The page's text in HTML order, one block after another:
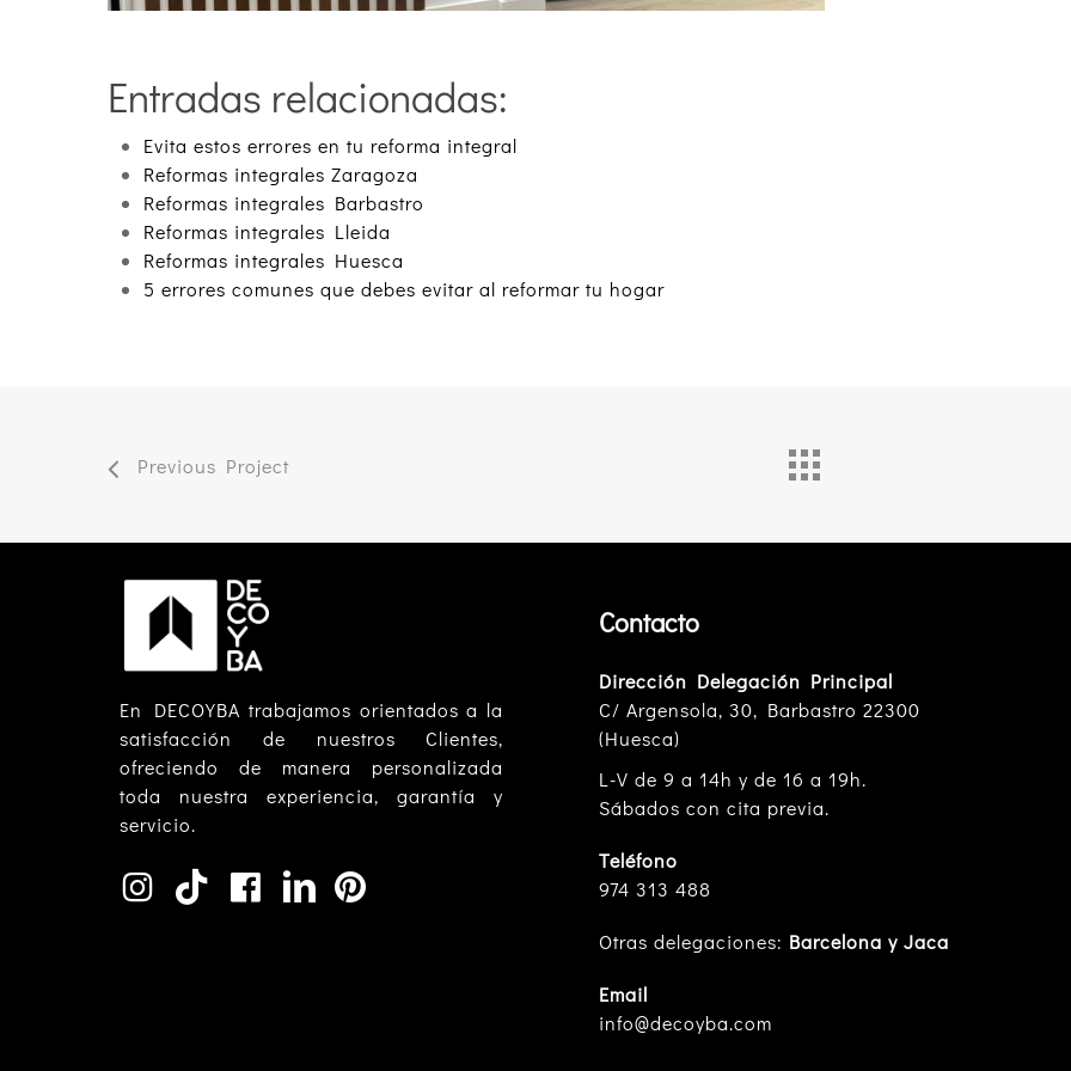
Entradas relacionadas:
Evita estos errores en tu reforma integral
Reformas integrales Zaragoza
Reformas integrales Barbastro
Reformas integrales Lleida
Reformas integrales Huesca
5 errores comunes que debes evitar al reformar tu hogar
Previous Project
En DECOYBA trabajamos orientados a la
satisfacción de nuestros Clientes,
ofreciendo de manera personalizada
toda nuestra experiencia, garantía y
servicio.
Contacto
Dirección Delegación Principal
C/ Argensola, 30, Barbastro 22300
(Huesca)
L-V de 9 a 14h y de 16 a 19h.
Sábados con cita previa.
Teléfono
974 313 488
Otras delegaciones: Barcelona y Jaca
Email
info@decoyba.com